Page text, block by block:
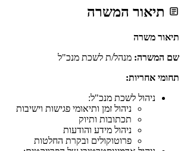
תיאור המשרה
תיאור משרה
שם המשרה: מנהל/ת לשכת מנכ"ל
תחומי אחריות:
ניהול לשכת מנכ"ל:
ניהול זמן ותיאומי פגישות וישיבות
תכתובות ותיוק
ניהול מידע והודעות
פרוטוקולים ובקרת החלטות